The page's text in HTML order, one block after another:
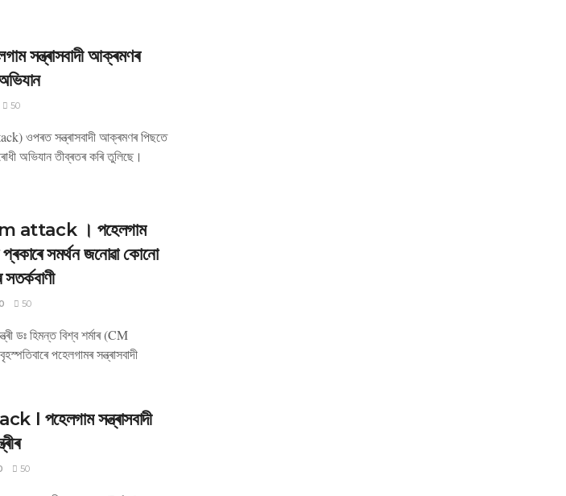
আক্ৰমণৰ
50
ওপৰত সন্ত্ৰাসবাদী আক্ৰমণৰ পিছতে
অভিযান তীব্ৰতৰ কৰি তুলিছে।
। পহেলগাম
সমৰ্থন জনোৱা কোনো
0 50
ডঃ হিমন্ত বিশ্ব শৰ্মাৰ (CM
পহেলগামৰ সন্ত্ৰাসবাদী
সন্ত্ৰাসবাদী
50